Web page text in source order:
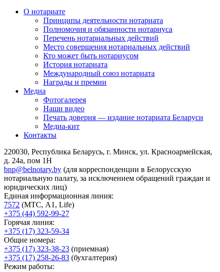
О нотариате
Принципы деятельности нотариата
Полномочия и обязанности нотариуса
Перечень нотариальных действий
Место совершения нотариальных действий
Кто может быть нотариусом
История нотариата
Международный союз нотариата
Награды и премии
Медиа
Фотогалерея
Наши видео
Печать доверия — издание нотариата Беларуси
Медиа-кит
Контакты
220030, Республика Беларусь, г. Минск, ул. Красноармейская,
д. 24а, пом 1Н
bnp@belnotary.by (для корреспонденции в Белорусскую
нотариальную палату, за исключением обращений граждан и
юридических лиц)
Единая информационная линия:
7572 (МТС, A1, Life)
+375 (44) 592-99-27
Горячая линия:
+375 (17) 323-59-34
Общие номера:
+375 (17) 323-38-23 (приемная)
+375 (17) 258-26-83 (бухгалтерия)
Режим работы: